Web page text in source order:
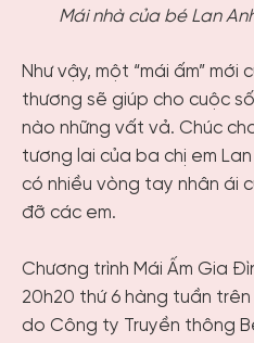
Mái nhà của bé Lan
Như vậy, một “mái ấm” mới
thương sẽ giúp cho cuộc
nào những vất vả. Chúc
tương lai của ba chị em
có nhiều vòng tay nhân ái
đỡ các em.
Chương trình Mái Ấm Gia
20h20 thứ 6 hàng tuần trên
do Công ty Truyền thông